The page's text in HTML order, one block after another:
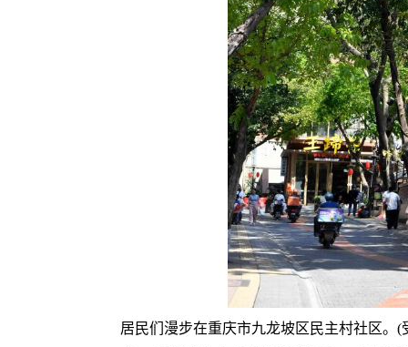
居民们漫步在重庆市九龙坡区民主村社区。